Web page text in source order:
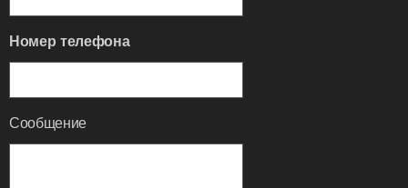
Номер телефона
Сообщение